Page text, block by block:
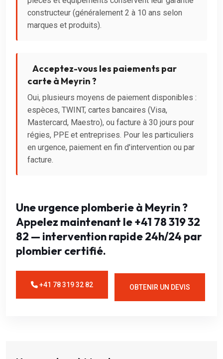
constructeur (généralement 2 à 10 ans selon
marques et produits).
Acceptez-vous les paiements par
carte à Meyrin ?
Oui, plusieurs moyens de paiement disponibles :
espèces, TWINT, cartes bancaires (Visa,
Mastercard, Maestro), ou facture à 30 jours pour
régies, PPE et entreprises. Pour les particuliers
en urgence, paiement en fin d'intervention ou par
facture.
Une urgence plomberie à Meyrin ?
Appelez maintenant le +41 78 319 32
82 — intervention rapide 24h/24 par
plombier certifié.
+41 78 319 32 82 OBTENIR UN DEVIS